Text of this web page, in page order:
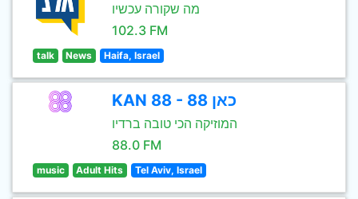
מה שקורה עכשיו
102.3 FM
talk News Haifa, Israel
KAN 88 - כאן 88
המוזיקה הכי טובה ברדיו
88.0 FM
music Adult Hits Tel Aviv, Israel